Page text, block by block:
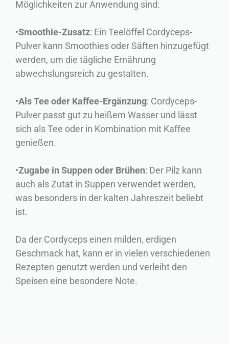
Möglichkeiten zur Anwendung sind:
•Smoothie-Zusatz: Ein Teelöffel Cordyceps-
Pulver kann Smoothies oder Säften hinzugefügt
werden, um die tägliche Ernährung
abwechslungsreich zu gestalten.
•Als Tee oder Kaffee-Ergänzung: Cordyceps-
Pulver passt gut zu heißem Wasser und lässt
sich als Tee oder in Kombination mit Kaffee
genießen.
•Zugabe in Suppen oder Brühen: Der Pilz kann
auch als Zutat in Suppen verwendet werden,
was besonders in der kalten Jahreszeit beliebt
ist.
Da der Cordyceps einen milden, erdigen
Geschmack hat, kann er in vielen verschiedenen
Rezepten genutzt werden und verleiht den
Speisen eine besondere Note.